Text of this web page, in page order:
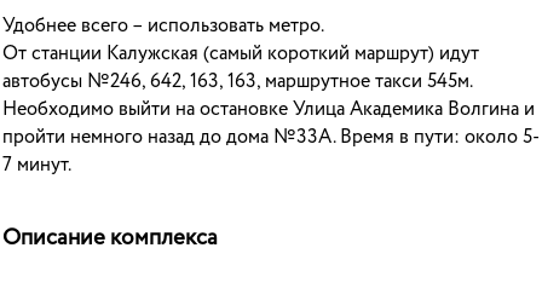
Удобнее всего – использовать метро.
От станции Калужская (самый короткий маршрут) идут
автобусы №246, 642, 163, 163, маршрутное такси 545м.
Необходимо выйти на остановке Улица Академика Волгина и
пройти немного назад до дома №33А. Время в пути: около 5-
7 минут.
Описание комплекса